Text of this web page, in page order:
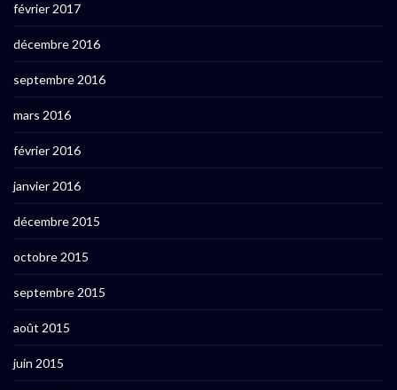
février 2017
décembre 2016
septembre 2016
mars 2016
février 2016
janvier 2016
décembre 2015
octobre 2015
septembre 2015
août 2015
juin 2015